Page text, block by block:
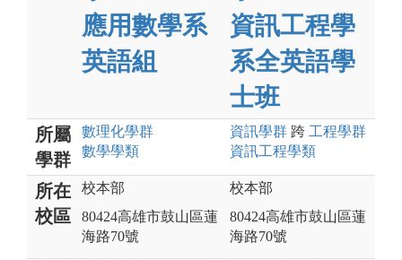
應用數學系
英語組
資訊工程學
系全英語學
士班
所屬
學群
數理化學群
數學學類
資訊學群 跨 工程學群
資訊工程學類
所在
校區
校本部
80424高雄市鼓山區蓮
海路70號
校本部
80424高雄市鼓山區蓮
海路70號